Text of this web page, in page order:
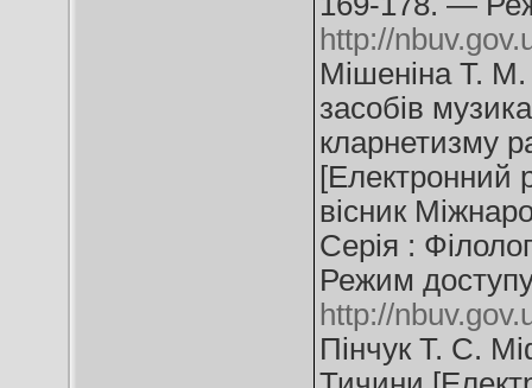
http://
Мішеніна Т. М.
засобів
кларнетизму
[Електронний
вісник
Серія :
Режим
http://
Пінчук Т. С.